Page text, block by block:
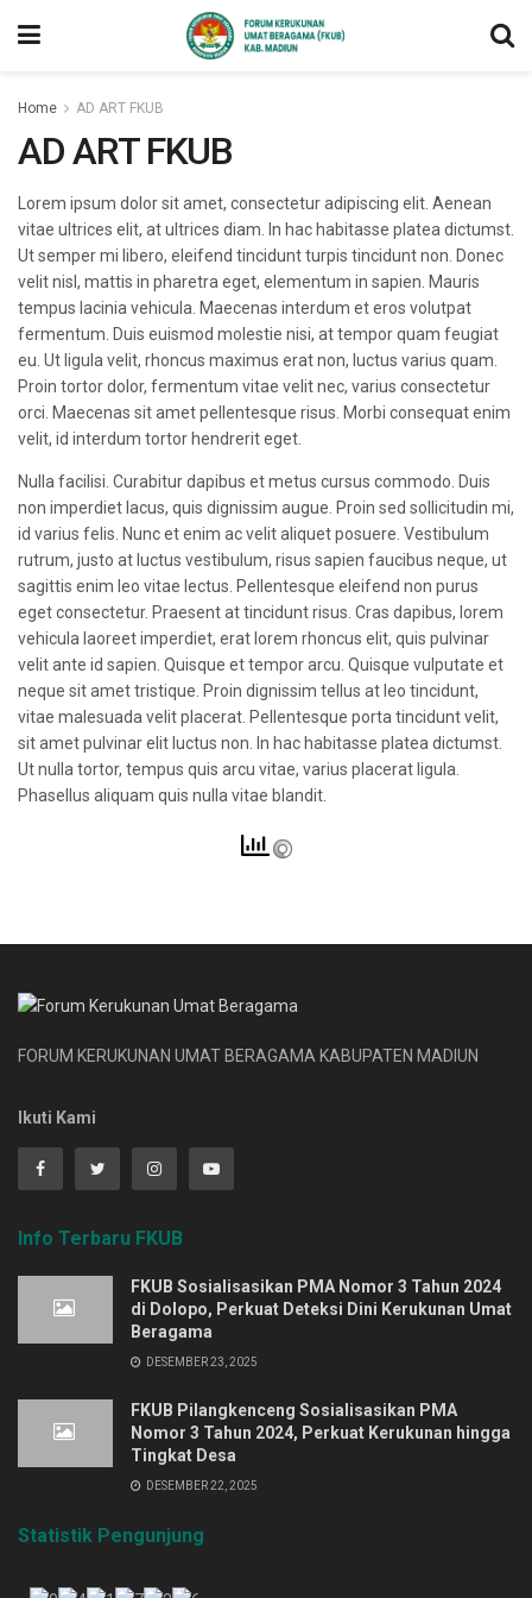
Home AD ART FKUB
AD ART FKUB
Lorem ipsum dolor sit amet, consectetur adipiscing elit. Aenean
vitae ultrices elit, at ultrices diam. In hac habitasse platea dictumst.
Ut semper mi libero, eleifend tincidunt turpis tincidunt non. Donec
velit nisl, mattis in pharetra eget, elementum in sapien. Mauris
tempus lacinia vehicula. Maecenas interdum et eros volutpat
fermentum. Duis euismod molestie nisi, at tempor quam feugiat
eu. Ut ligula velit, rhoncus maximus erat non, luctus varius quam.
Proin tortor dolor, fermentum vitae velit nec, varius consectetur
orci. Maecenas sit amet pellentesque risus. Morbi consequat enim
velit, id interdum tortor hendrerit eget.
Nulla facilisi. Curabitur dapibus et metus cursus commodo. Duis
non imperdiet lacus, quis dignissim augue. Proin sed sollicitudin mi,
id varius felis. Nunc et enim ac velit aliquet posuere. Vestibulum
rutrum, justo at luctus vestibulum, risus sapien faucibus neque, ut
sagittis enim leo vitae lectus. Pellentesque eleifend non purus
eget consectetur. Praesent at tincidunt risus. Cras dapibus, lorem
vehicula laoreet imperdiet, erat lorem rhoncus elit, quis pulvinar
velit ante id sapien. Quisque et tempor arcu. Quisque vulputate et
neque sit amet tristique. Proin dignissim tellus at leo tincidunt,
vitae malesuada velit placerat. Pellentesque porta tincidunt velit,
sit amet pulvinar elit luctus non. In hac habitasse platea dictumst.
Ut nulla tortor, tempus quis arcu vitae, varius placerat ligula.
Phasellus aliquam quis nulla vitae blandit.
FORUM KERUKUNAN UMAT BERAGAMA KABUPATEN MADIUN
Ikuti Kami
Info Terbaru FKUB
FKUB Sosialisasikan PMA Nomor 3 Tahun 2024
di Dolopo, Perkuat Deteksi Dini Kerukunan Umat
Beragama
DESEMBER 23, 2025
FKUB Pilangkenceng Sosialisasikan PMA
Nomor 3 Tahun 2024, Perkuat Kerukunan hingga
Tingkat Desa
DESEMBER 22, 2025
Statistik Pengunjung